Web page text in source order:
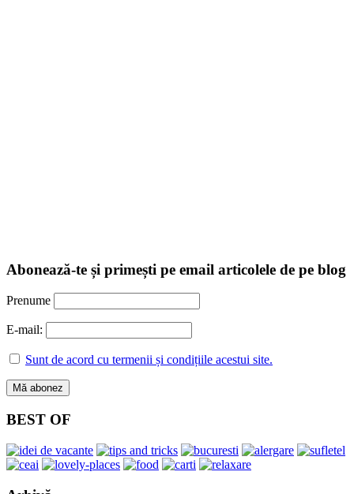
Abonează-te și primești pe email articolele de pe blog
Prenume
E-mail:
Sunt de acord cu termenii și condițiile acestui site.
BEST OF